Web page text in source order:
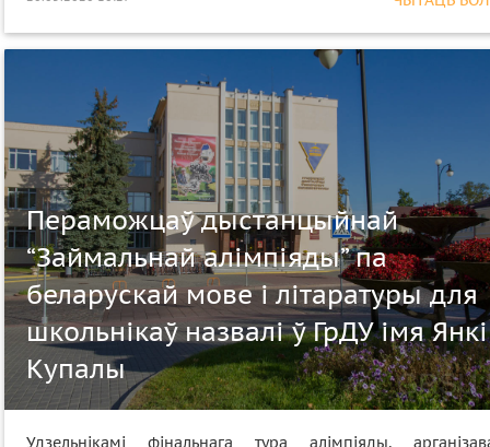
Пераможцаў дыстанцыйнай
“Займальнай алімпіяды” па
беларускай мове і літаратуры для
школьнікаў назвалі ў ГрДУ імя Янкі
Купалы
Удзельнікамі фінальнага тура алімпіяды,